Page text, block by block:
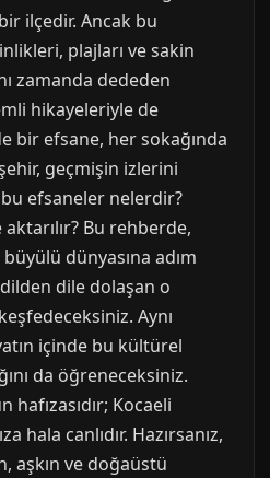
ilçedir. Ancak bu
plajları ve sakin
zamanda dededen
hikayeleriyle de
bir efsane, her sokağında
geçmişin izlerini
efsaneler nelerdir?
Bu rehberde,
dünyasına adım
dile dolaşan o
Aynı
içinde bu kültürel
da öğreneceksiniz.
Kocaeli
hala canlıdır. Hazırsanız,
aşkın ve doğaüstü